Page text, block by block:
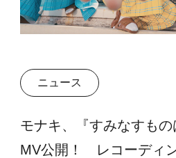
ニュース
モナキ、『すみなすもの
MV公開！ レコーディ